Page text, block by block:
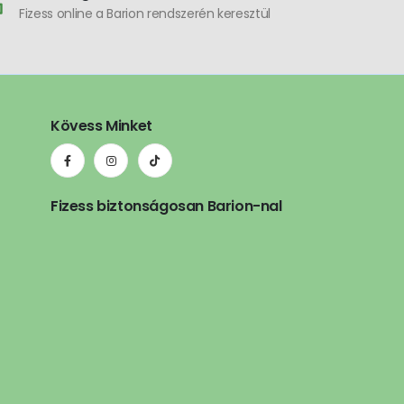
Fizess online a Barion rendszerén keresztül
Kövess Minket
Fizess biztonságosan Barion-nal